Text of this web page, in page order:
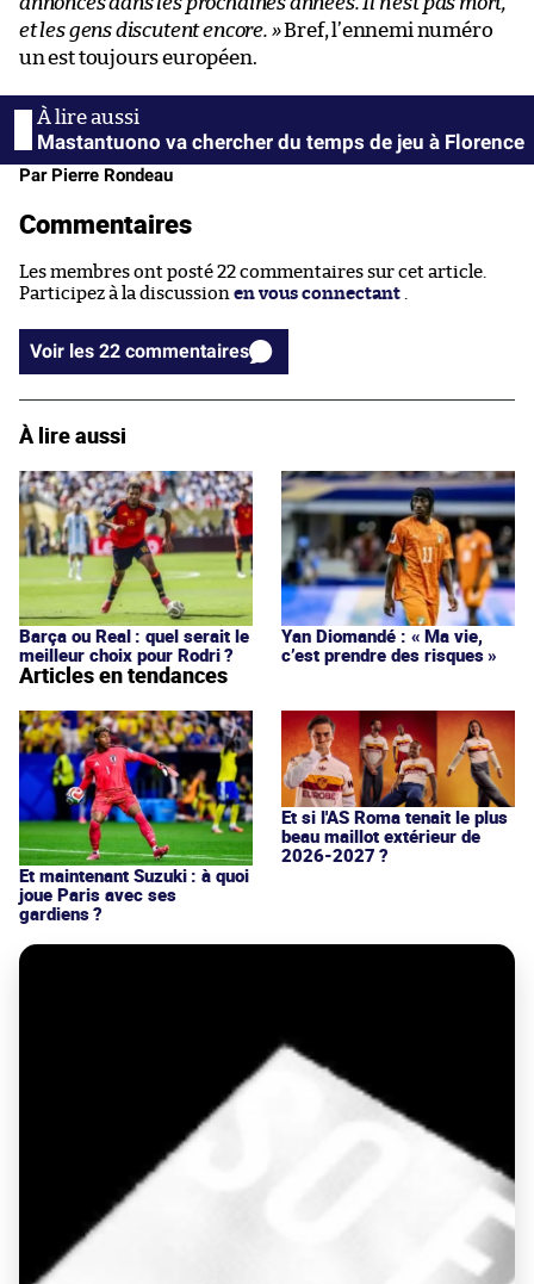
et les gens discutent encore. »Bref, l’ennemi numéro
un est toujours européen.
Mastantuono va chercher du temps de jeu à Florence
Par Pierre Rondeau
Commentaires
Les membres ont posté 22 commentaires sur cet article.
Participez à la discussion en vous connectant
Voir les 22 commentaires
À lire aussi
Barça ou Real : quel serait le
meilleur choix pour Rodri ?
Yan Diomandé : « Ma vie,
c’est prendre des risques »
Articles en tendances
Et maintenant Suzuki : à quoi
joue Paris avec ses
gardiens ?
Et si l'AS Roma tenait le plus
beau maillot extérieur de
2026-2027 ?